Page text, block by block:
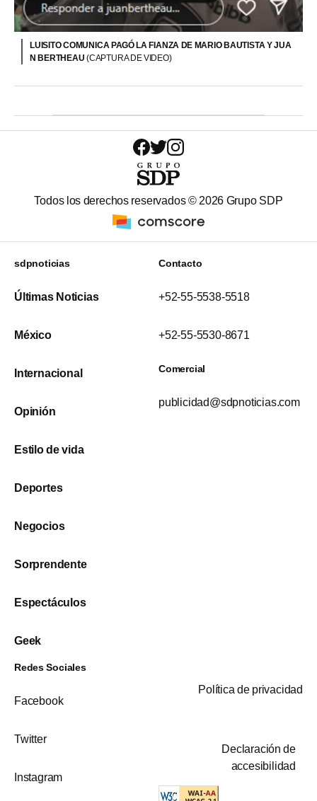
LUISITO COMUNICA PAGÓ LA FIANZA DE MARIO BAUTISTA Y JUA
N BERTHEAU (CAPTURA DE VIDEO)
Todos los derechos reservados © 2026 Grupo SDP
sdpnoticias
Últimas Noticias
México
Internacional
Opinión
Estilo de vida
Deportes
Negocios
Sorprendente
Espectáculos
Geek
Contacto
+52-55-5538-5518
+52-55-5530-8671
Comercial
publicidad@sdpnoticias.com
Redes Sociales
Facebook
Twitter
Instagram
Política de privacidad
Declaración de
accesibilidad